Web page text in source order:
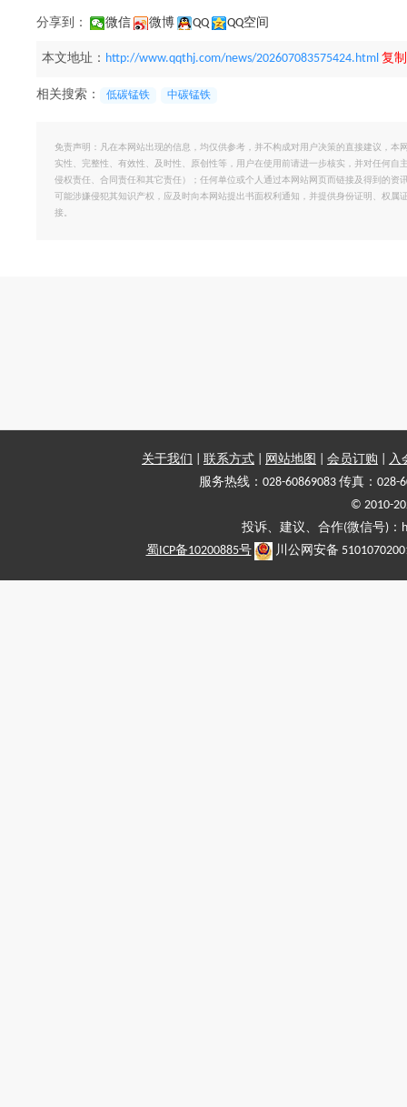
分享到： 微信 微博 QQ QQ空间
本文地址： http://www.qqthj.com/news/202607083575424.html 复
相关搜索： 低碳锰铁 中碳锰铁
免责声明：凡在本网站出现的信息，均仅供参考，并不构成对用户决策的直接建议，
实性、完整性、有效性、及时性、原创性等，用户在使用前请进一步核实，并对任何
侵权责任、合同责任和其它责任）；任何单位或个人通过本网站网页而链接及得到的
可能涉嫌侵犯其知识产权，应及时向本网站提出书面权利通知，并提供身份证明、权
接。
关于我们 联系方式 网站地图 会员订购
入
服务热线：028-60869083 传真：028-
© 2010-
投诉、建议、合作(微信号)
蜀ICP备10200885号
川公网安备